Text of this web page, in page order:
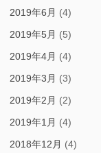
2019年6月 (4)
2019年5月 (5)
2019年4月 (4)
2019年3月 (3)
2019年2月 (2)
2019年1月 (4)
2018年12月 (4)